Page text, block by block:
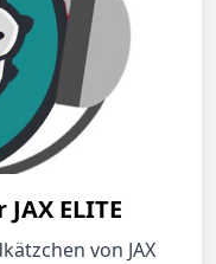
ELITE
von JAX